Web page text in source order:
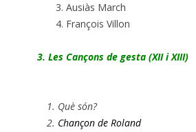
Ausiàs March
François Villon
3. Les Cançons de gesta (XII i XIII)
Què són?
Chançon de Roland